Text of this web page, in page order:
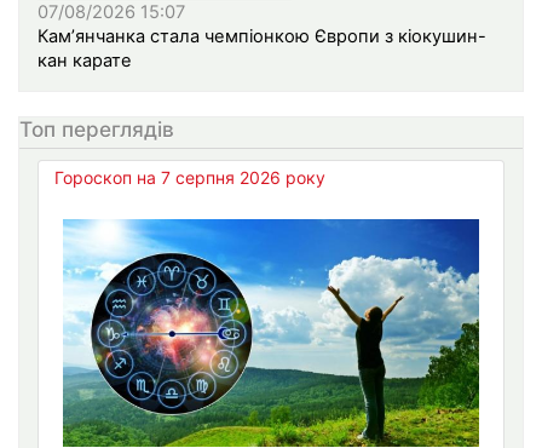
07/08/2026 15:07
Кам’янчанка стала чемпіонкою Європи з кіокушин-
кан карате
Топ переглядів
Гороскоп на 7 серпня 2026 року